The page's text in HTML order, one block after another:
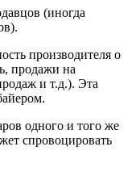
(иногда
производителя о
продажи на
и т.д.). Эта
одного и того же
спровоцировать